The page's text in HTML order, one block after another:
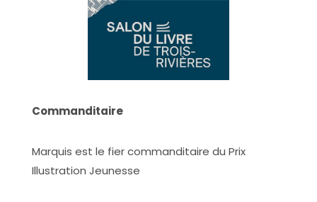
Commanditaire
Marquis est le fier commanditaire du Prix
Illustration Jeunesse